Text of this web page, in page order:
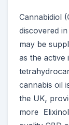
Cannabidiol
discovered
may be
as the active
cannabis oil
the UK,
more